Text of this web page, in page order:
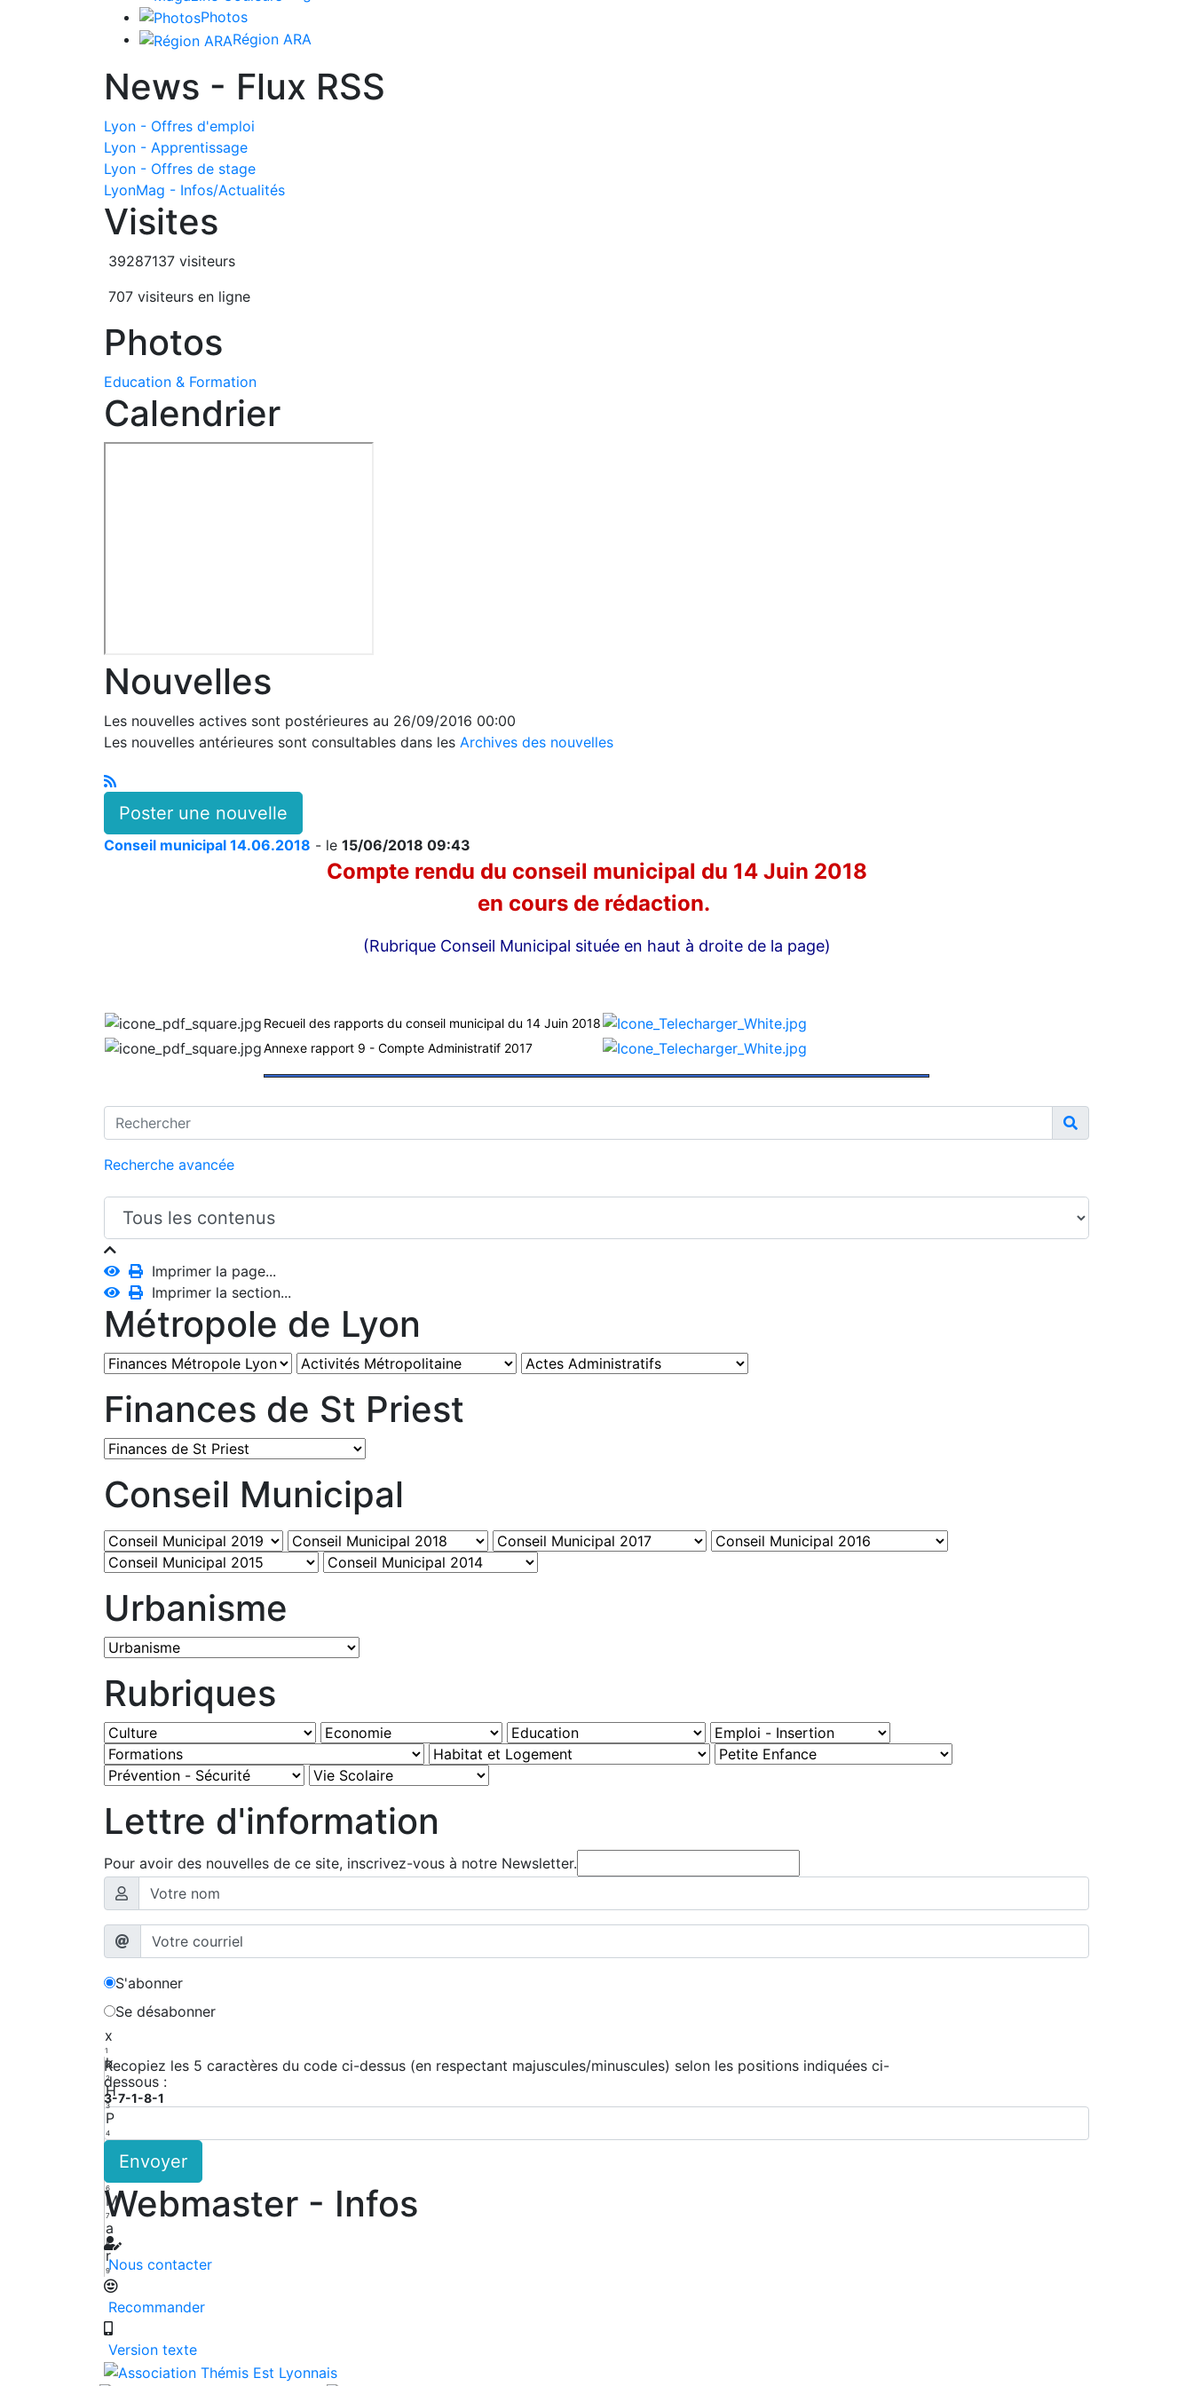
Photos
Région ARA
News - Flux RSS
Lyon - Offres d'emploi
Lyon - Apprentissage
Lyon - Offres de stage
LyonMag - Infos/Actualités
Visites
39287137 visiteurs
707 visiteurs en ligne
Photos
Education & Formation
Calendrier
Nouvelles
Les nouvelles actives sont postérieures au 26/09/2016 00:00
Les nouvelles antérieures sont consultables dans les Archives des nouvelles
Poster une nouvelle
Conseil municipal 14.06.2018 - le 15/06/2018 09:43
Compte rendu du conseil municipal du 14 Juin 2018
en cours de rédaction.
(Rubrique Conseil Municipal située en haut à droite de la page)
Recueil des rapports du conseil municipal du 14 Juin 2018
Annexe rapport 9 - Compte Administratif 2017
Recherche avancée
Imprimer la page...
Imprimer la section...
Métropole de Lyon
Finances de St Priest
Conseil Municipal
Urbanisme
Rubriques
Lettre d'information
Pour avoir des nouvelles de ce site, inscrivez-vous à notre Newsletter.
S'abonner
Se désabonner
x
1
k
2
H
3
P
4
r
6
M
7
a
8
r
9
Recopiez les 5 caractères du code ci-dessus (en respectant majuscules/minuscules) selon les positions indiquées ci-
dessous :
3-7-1-8-1
Envoyer
Webmaster - Infos
Nous contacter
Recommander
Version texte